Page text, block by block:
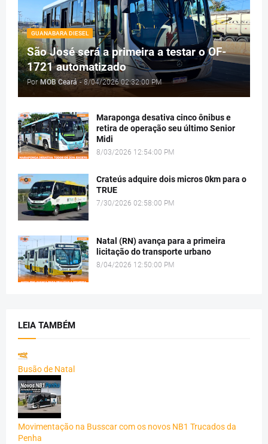
GUANABARA DIESEL
São José será a primeira a testar o OF-
1721 automatizado
Por MOB Ceará - 8/04/2026 02:32:00 PM
Maraponga desativa cinco ônibus e
retira de operação seu último Senior
Midi
8/03/2026 12:54:00 PM
Crateús adquire dois micros 0km para o
TRUE
7/30/2026 02:58:00 PM
Natal (RN) avança para a primeira
licitação do transporte urbano
8/04/2026 12:50:00 PM
LEIA TAMBÉM
Busão de Natal
Movimentação na Busscar com os novos NB1 Trucados da
Penha